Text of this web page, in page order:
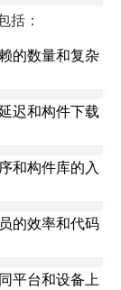
括：
的数量和复杂
迟和构件下载
和构件库的入
的效率和代码
平台和设备上